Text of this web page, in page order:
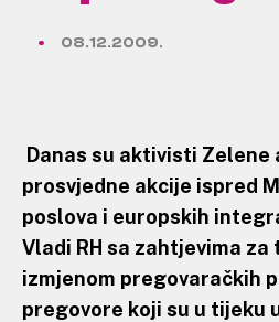
08.12.2009.
Danas su aktivisti Zelene
prosvjedne akcije ispred
poslova i europskih
Vladi RH sa zahtjevima
izmjenom pregovaračkih
pregovore koji su u tijeku